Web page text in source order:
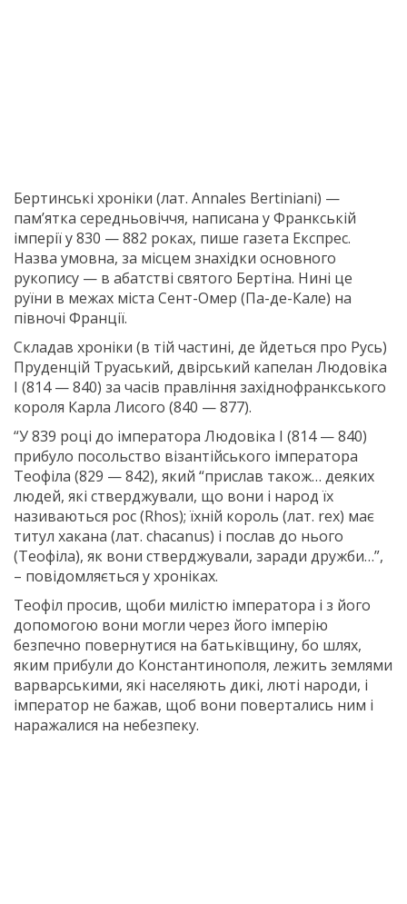
Бертинські хроніки (лат. Annales Bertiniani) —
пам’ятка середньовіччя, написана у Франкській
імперії у 830 — 882 роках, пише газета Експрес.
Назва умовна, за місцем знахідки основного
рукопису — в абатстві святого Бертіна. Нині це
руїни в межах міста Сент-Омер (Па-де-Кале) на
півночі Франції.
Складав хроніки (в тій частині, де йдеться про Русь)
Пруденцій Труаський, двірський капелан Людовіка
I (814 — 840) за часів правління західнофранкського
короля Карла Лисого (840 — 877).
“У 839 році до імператора Людовіка I (814 — 840)
прибуло посольство візантійського імператора
Теофіла (829 — 842), який “прислав також… деяких
людей, які стверджували, що вони і народ їх
називаються рос (Rhos); їхній король (лат. rex) має
титул хакана (лат. chacanus) і послав до нього
(Теофіла), як вони стверджували, заради дружби…”,
– повідомляється у хроніках.
Теофіл просив, щоби милістю імператора і з його
допомогою вони могли через його імперію
безпечно повернутися на батьківщину, бо шлях,
яким прибули до Константинополя, лежить землями
варварськими, які населяють дикі, люті народи, і
імператор не бажав, щоб вони повертались ним і
наражалися на небезпеку.